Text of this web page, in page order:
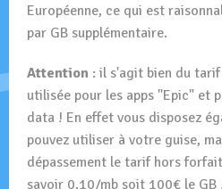
Européenne, ce qui est
par GB supplémentaire.
Attention : il s'agit bien du
utilisée pour les apps "Epic" et
data ! En effet vous disposez
pouvez utiliser à votre guise,
dépassement le tarif hors
savoir 0,10/mb soit 100€ le GB